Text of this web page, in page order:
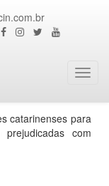
catarinenses para
com